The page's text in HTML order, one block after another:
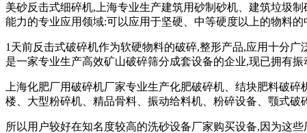
美砂反击式细碎机,上海专业生产建筑用砂制砂机、建筑垃圾
能力的专业应用领域:可以应用于坚硬、中等硬度以上的物料的
1天前反击式破碎机作为软硬物料的破碎,整形产品,应用十分
是一家专业生产高效矿山破碎筛分成套设备的企业,现已拥有
上海化肥厂用破碎机厂家专业生产化肥破碎机、结块肥料破
楼、大型粉碎机、精品骨料、振动给料机、粉碎设备、颚式
所以用户较好在知名度较高的洗砂设备厂家购买设备,因为这